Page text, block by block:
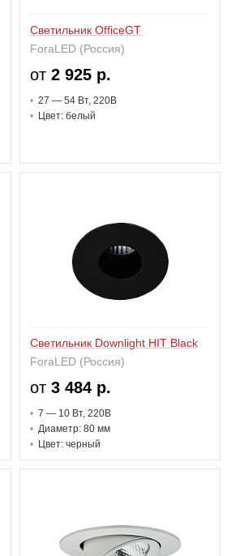
Светильник OfficeGT
ForaLED (Россия)
от2 925 р.
27 — 54 Вт, 220В
Цвет: белый
Светильник Downlight HIT Black
ForaLED (Россия)
от3 484 р.
7 — 10 Вт, 220В
Диаметр: 80 мм
Цвет: черный